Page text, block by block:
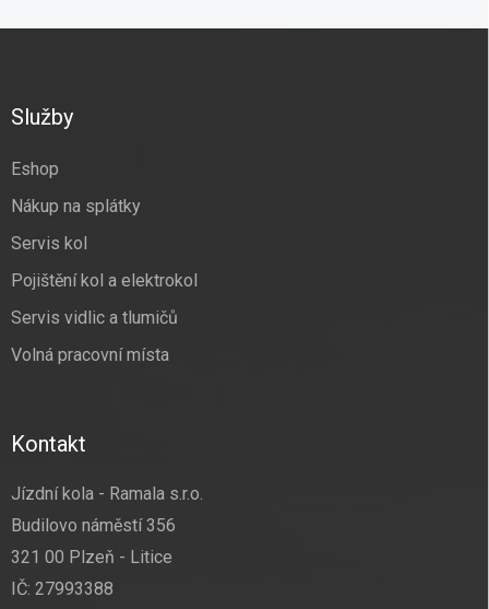
Služby
Eshop
Nákup na splátky
Servis kol
Pojištění kol a elektrokol
Servis vidlic a tlumičů
Volná pracovní místa
Kontakt
Jízdní kola - Ramala s.r.o.
Budilovo náměstí 356
321 00 Plzeň - Litice
IČ: 27993388